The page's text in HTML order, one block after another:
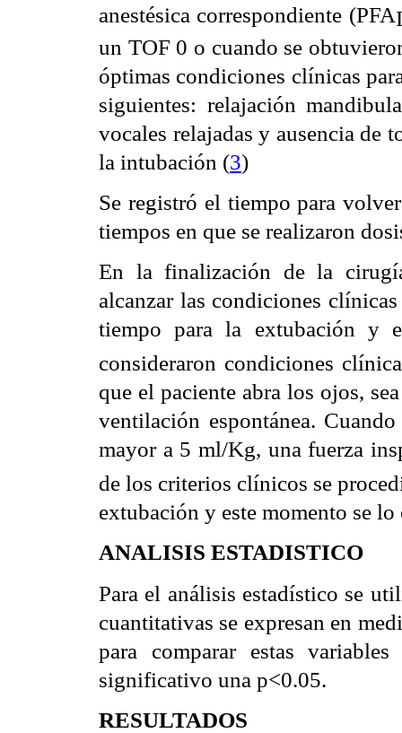
anestésica correspondiente (PFA
un TOF 0 o cuando se
óptimas condiciones clínicas
siguientes: relajación
vocales relajadas y ausencia de
la intubación (3)
Se registró el tiempo para
tiempos en que se realizaron
En la finalización de la
alcanzar las condiciones
tiempo para la extubación y
consideraron condiciones
que el paciente abra los ojos,
ventilación espontánea.
mayor a 5 ml/Kg, una fuerza
de los criterios clínicos se
extubación y este momento se
ANALISIS ESTADISTICO
Para el análisis estadístico se
cuantitativas se expresan en
para comparar estas
significativo una p<0.05.
RESULTADOS